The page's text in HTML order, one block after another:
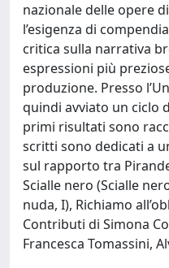
nazionale delle opere
l’esigenza di
critica sulla narrativa
espressioni più
produzione. Presso
quindi avviato un ciclo
primi risultati sono
scritti sono dedicati a
sul rapporto tra
Scialle nero (Scialle
nuda, I), Richiamo
Contributi di Simona
Francesca Tomassini,